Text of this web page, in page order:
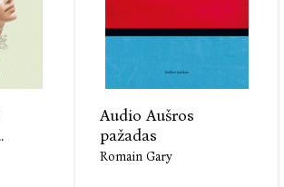
Audio Aušros
pažadas
Romain Gary